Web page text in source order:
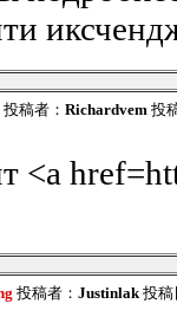
投稿者： Richardvem 投
<a
投稿者： Justinlak投稿